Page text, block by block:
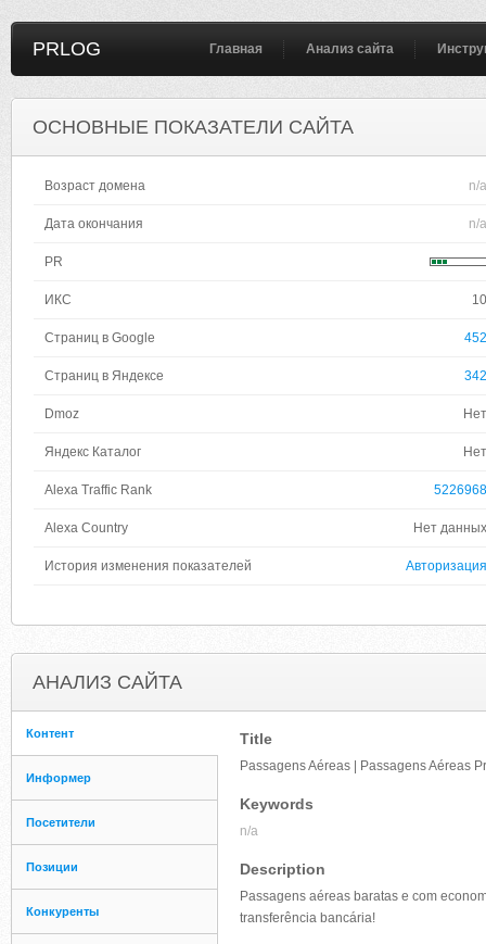
PRLOG Главная Анализ сайта
ОСНОВНЫЕ ПОКАЗАТЕЛИ САЙТА
Возраст домена n/a
Дата окончания n/a
PR
ИКС 10
Страниц в Google 452
Страниц в Яндексе 342
Dmoz Нет
Яндекс Каталог Нет
Alexa Traffic Rank 5226968
Alexa Country Нет данных
История изменения показателей Авторизация
АНАЛИЗ САЙТА
Контент
Информер
Посетители
Позиции
Конкуренты
Title
Passagens Aéreas | Passagens Aéreas
Keywords
n/a
Description
Passagens aéreas baratas e com
transferência bancária!